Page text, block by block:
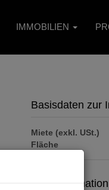
IMMOBILIEN
Basisdaten zur
Miete (exkl. USt.)
Fläche
Preisinformation